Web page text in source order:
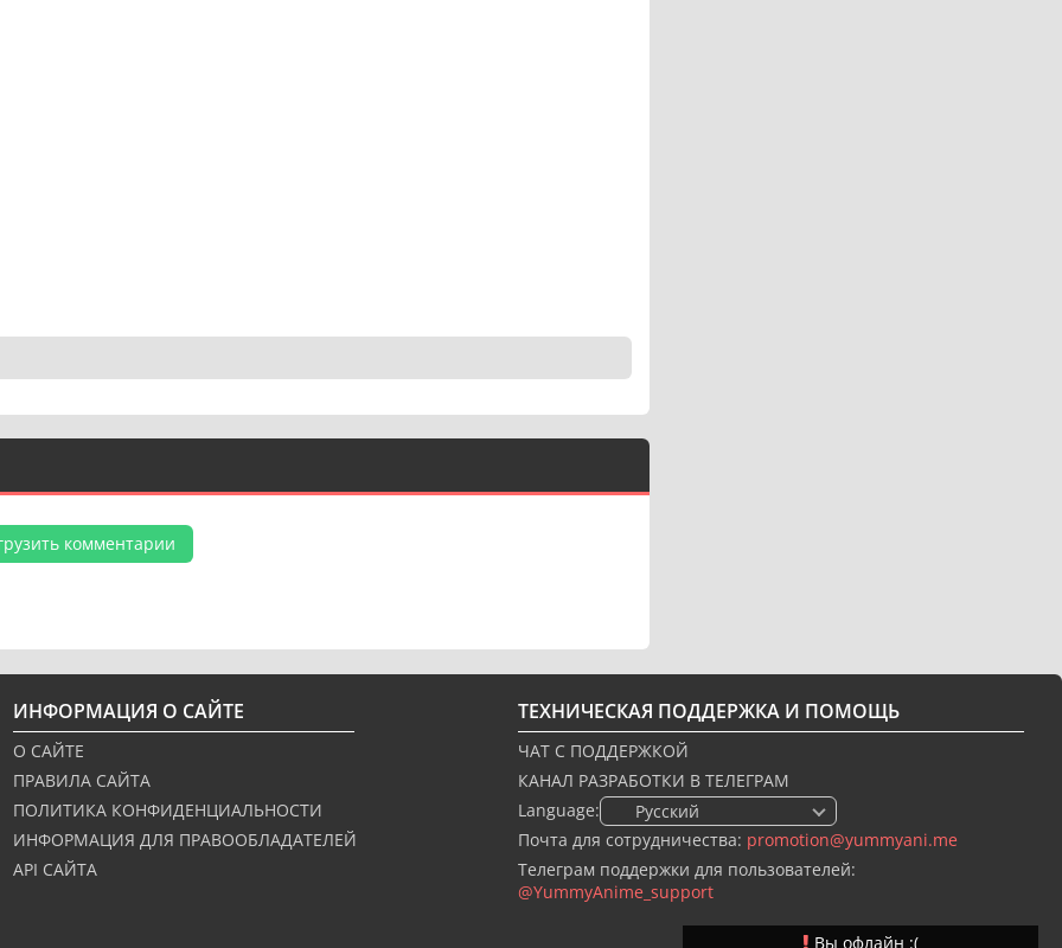
комментарии
ИНФОРМАЦИЯ О САЙТЕ
О САЙТЕ
ПРАВИЛА САЙТА
ПОЛИТИКА КОНФИДЕНЦИАЛЬНОСТИ
ИНФОРМАЦИЯ ДЛЯ ПРАВООБЛАДАТЕЛЕЙ
API САЙТА
ТЕХНИЧЕСКАЯ ПОДДЕРЖКА И ПОМОЩЬ
ЧАТ С ПОДДЕРЖКОЙ
КАНАЛ РАЗРАБОТКИ В ТЕЛЕГРАМ
Language:
🇷🇺 Русский
Почта для сотрудничества: promotion@yummyani.me
Телеграм поддержки для пользователей:
@YummyAnime_support
Вы офлайн :(